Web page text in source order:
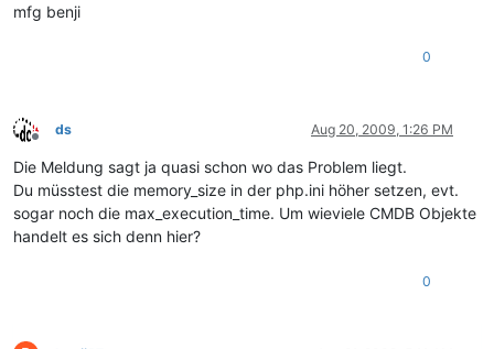
mfg benji
0
Offline
ds Aug 20, 2009, 1:26 PM
Die Meldung sagt ja quasi schon wo das Problem liegt.
Du müsstest die memory_size in der php.ini höher setzen, evt.
sogar noch die max_execution_time. Um wieviele CMDB Objekte
handelt es sich denn hier?
0